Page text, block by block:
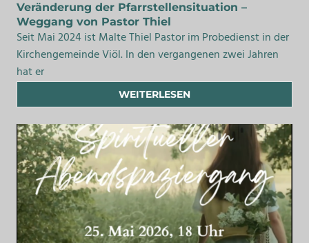
Veränderung der Pfarrstellensituation –
Weggang von Pastor Thiel
Seit Mai 2024 ist Malte Thiel Pastor im Probedienst in der
Kirchengemeinde Viöl. In den vergangenen zwei Jahren
hat er
WEITERLESEN